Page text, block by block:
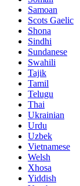
Samoan
Scots Gaelic
Shona
Sindhi
Sundanese
Swahili
Tajik
Tamil
Telugu
Thai
Ukrainian
Urdu
Uzbek
Vietnamese
Welsh
Xhosa
Yiddish